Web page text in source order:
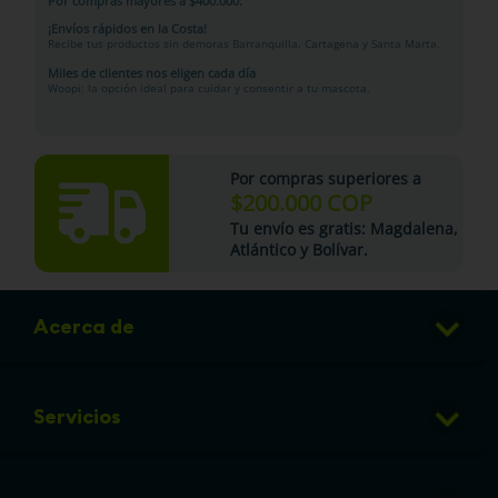
¡Envíos rápidos en la Costa!
Recibe tus productos sin demoras Barranquilla, Cartagena y Santa Marta.
Miles de clientes nos eligen cada día
Woopi: la opción ideal para cuidar y consentir a tu mascota.
Por compras superiores a
$200.000 COP
Tu envío es gratis: Magdalena,
Atlántico y Bolívar.
Acerca de
Club de Puntos
Servicios